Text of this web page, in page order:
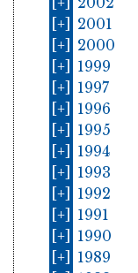
[+]
2001
[+]
2000
[+]
1999
[+]
1997
[+]
1996
[+]
1995
[+]
1994
[+]
1993
[+]
1992
[+]
1991
[+]
1990
[+]
1989